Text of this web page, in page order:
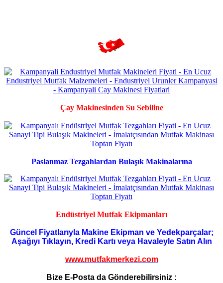
Çay Makinesinden Su Sebiline
Paslanmaz Tezgahlardan Bulaşık Makinalarına
Endüstriyel Mutfak Ekipmanları
Güncel Fiyatlarıyla Makine Ekipman ve Yedekparçalar;
Aşağıyı Tıklayın, Kredi Kartı veya Havaleyle Satın Alın
www.mutfakmerkezi.com
Bize E-Posta da Gönderebilirsiniz :